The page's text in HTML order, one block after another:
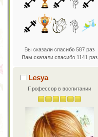
Вы сказали спасибо 587 раз
Вам сказали спасибо 1141 раз
Lesya
Профессор в воспитании